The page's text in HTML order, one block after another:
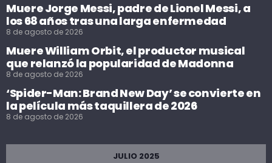
Muere Jorge Messi, padre de Lionel Messi, a
los 68 años tras una larga enfermedad
8 de agosto de 2026
Muere William Orbit, el productor musical
que relanzó la popularidad de Madonna
8 de agosto de 2026
‘Spider-Man: Brand New Day’ se convierte en
la película más taquillera de 2026
8 de agosto de 2026
JULIO 2025